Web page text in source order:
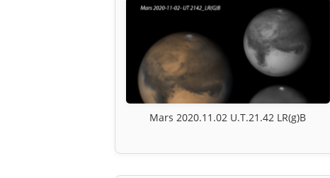
Mars 2020.11.02 U.T.21.42 LR(g)B